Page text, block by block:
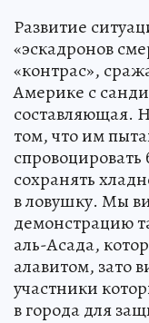
Развитие
«эскадронов
«контрас»,
Америке с
составляющая.
том, что им
сохранять
в ловушку. Мы
демонстрацию
аль-Асада,
алавитом, зато
участники
в города для